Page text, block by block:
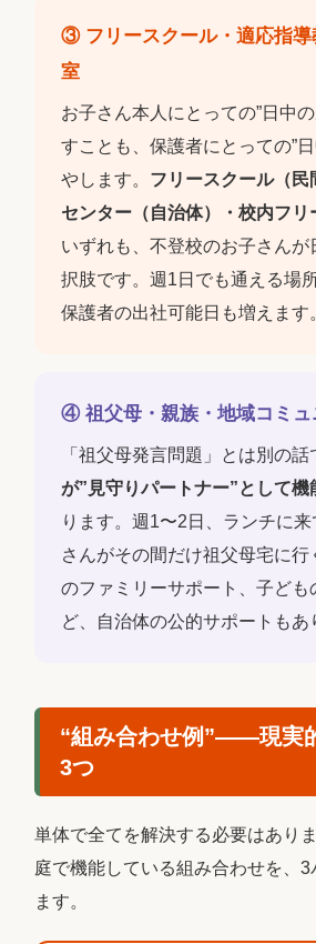
③ フリースクール・適応指導
室
お子さん本人にとっての”日中
すことも、保護者にとっての”
やします。 フリースクール（民
センター（自治体）・校内フリ
いずれも、不登校のお子さんが
択肢です。週1日でも通える場
保護者の出社可能日も増えます
④ 祖父母・親族・地域コミュ
「祖父母発言問題」とは別の話
が”見守りパートナー”として機
ります。週1〜2日、ランチに
さんがその間だけ祖父母宅に行
のファミリーサポート、子ども
ど、自治体の公的サポートもあ
“組み合わせ例”――現実
3つ
単体で全てを解決する必要はあり
庭で機能している組み合わせを、3
ます。